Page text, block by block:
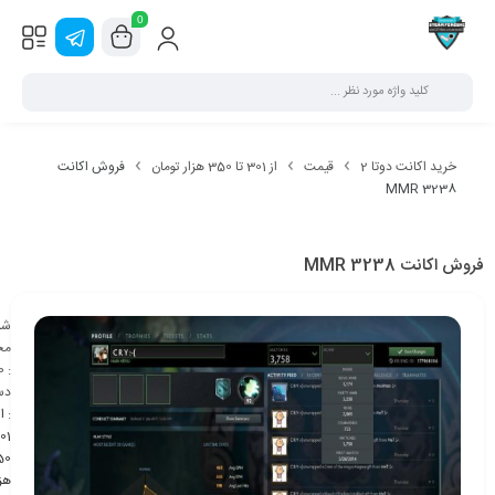
0
خرید اکانت دوتا 2 قیمت از 301 تا 350 هزار تومان
فروش اکانت
MMR 3238
فروش اکانت MMR 3238
:
: